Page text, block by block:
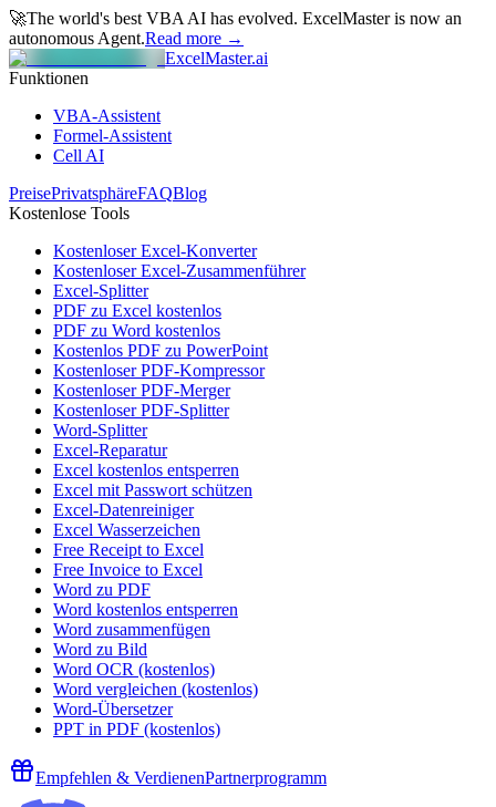
🚀The world's best VBA AI has evolved. ExcelMaster is now an
autonomous Agent.Read more →
ExcelMaster.ai
Funktionen
VBA-Assistent
Formel-Assistent
Cell AI
PreisePrivatsphäreFAQBlog
Kostenlose Tools
Kostenloser Excel-Konverter
Kostenloser Excel-Zusammenführer
Excel-Splitter
PDF zu Excel kostenlos
PDF zu Word kostenlos
Kostenlos PDF zu PowerPoint
Kostenloser PDF-Kompressor
Kostenloser PDF-Merger
Kostenloser PDF-Splitter
Word-Splitter
Excel-Reparatur
Excel kostenlos entsperren
Excel mit Passwort schützen
Excel-Datenreiniger
Excel Wasserzeichen
Free Receipt to Excel
Free Invoice to Excel
Word zu PDF
Word kostenlos entsperren
Word zusammenfügen
Word zu Bild
Word OCR (kostenlos)
Word vergleichen (kostenlos)
Word-Übersetzer
PPT in PDF (kostenlos)
Empfehlen & VerdienenPartnerprogramm